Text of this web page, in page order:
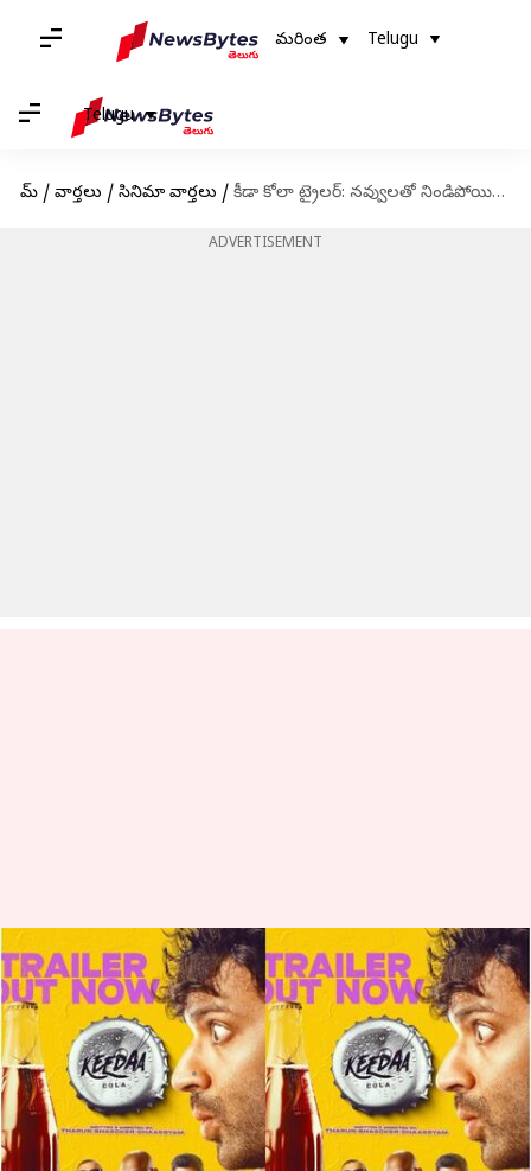
మరింత Telugu
Telugu
హోమ్ / వార్తలు / సినిమా వార్తలు / కీడా కోలా ట్రైలర్: నవ్వులతో నిండిపోయిన తరుణ్ భాస్కర్ కొత్త సినిమా ట్రైలర్
ADVERTISEMENT
కీడా కోలా ట్రైలర్: నవ్వులతో
నిండిపోయిన తరుణ్ భాస్కర్ కొత్త
సినిమా ట్రైలర్
వ్రాసిన వారు Sriram Pranateja Oct 18, 2023 12:40 pm
ఈ వార్తాకథనం ఏంటి